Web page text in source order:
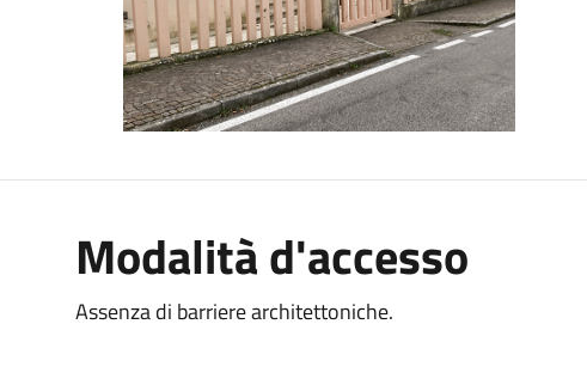
Modalità d'accesso
Assenza di barriere architettoniche.